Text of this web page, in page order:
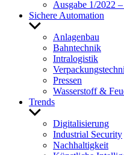
Ausgabe 1/2022
Sichere Auto­ma­tion
Untermenü
anzeigenAnla­genbau
Bahn­technik
Intra­lo­gistik
Pressen
Wasser­stoff &
Trends
Untermenü
anzeigenDigi­ta­li­sie­rung
Indus­trial Security
Nach­hal­tig­keit